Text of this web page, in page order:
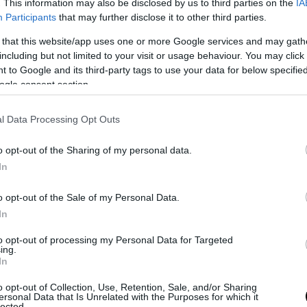
This information may also be disclosed by us to third parties on the
Participants that may further disclose it to other third parties.
that this website/app uses one or more Google services and may
but not limited to your visit or usage behaviour. You may
to Google and its third-party tags to use your data for below
consent section.
Data Processing Opt Outs
opt-out of the Sharing of my personal data.
opt-out of the Sale of my Personal Data.
opt-out of processing my Personal Data for Targeted
opt-out of Collection, Use, Retention, Sale, and/or Sharing
Data that Is Unrelated with the Purposes for which it
Με εντολή Ντόναλντ Τραμπ οι ΗΠΑ
αποσύρονται από την UNESCO – Ο λόγος
22.07.2025 | 16:45